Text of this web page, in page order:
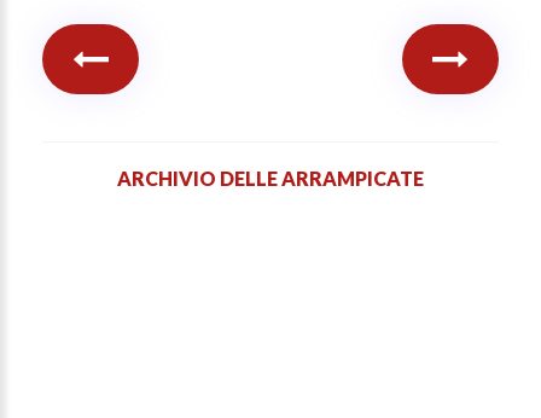
ARCHIVIO DELLE ARRAMPICATE